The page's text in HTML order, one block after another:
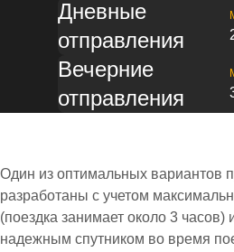
Дневные
отправления
Вечерние
отправления
Один из оптимальных вариантов
разработаны с учетом
(поездка занимает около 3
надежным спутником во время